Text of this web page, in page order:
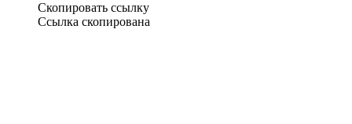
Скопировать ссылку
Ссылка скопирована